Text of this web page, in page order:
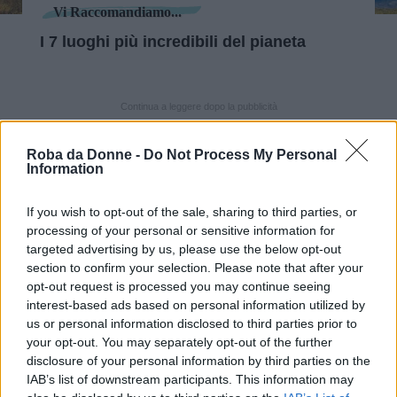
Roba da Donne - Do Not Process My Personal
Information
If you wish to opt-out of the sale, sharing to third parties, or
processing of your personal or sensitive information for
targeted advertising by us, please use the below opt-out
section to confirm your selection. Please note that after your
opt-out request is processed you may continue seeing
interest-based ads based on personal information utilized by
us or personal information disclosed to third parties prior to
your opt-out. You may separately opt-out of the further
disclosure of your personal information by third parties on the
IAB’s list of downstream participants. This information may
Vi Raccomandiamo...
I 7 luoghi più incredibili del pianeta
semplice illusione ottica : quello avvistato nei
cieli inglesi è stato unsemplicearcobaleno
ha, però,riflesso in modo più intenso la luce
rossastra del tramonto.
Pink Rainbow over Bristol at Sunset tonight.
#pinkrainbow #sunset #bristol #Bedminster